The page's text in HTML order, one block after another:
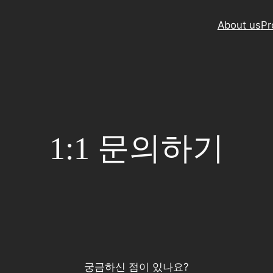
About us
1:1 문의하기
궁금하신 점이 있나요?